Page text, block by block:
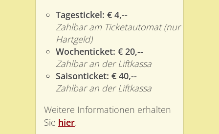
Tagestickel: € 4,--
Zahlbar am Ticketautomat (nur
Hartgeld)
Wochenticket: € 20,--
Zahlbar an der Liftkassa
Saisonticket: € 40,--
Zahlbar an der Liftkassa
Weitere Informationen erhalten
Sie hier.